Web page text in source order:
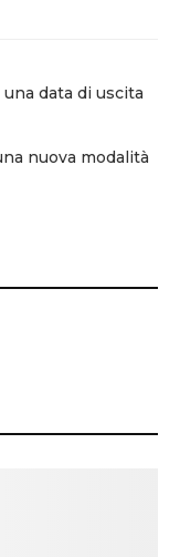
una data di uscita
nuova modalità